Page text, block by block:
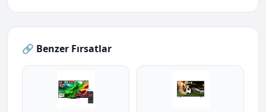
🔗 Benzer Fırsatlar